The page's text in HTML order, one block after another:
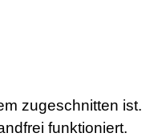
zugeschnitten ist.
funktioniert.